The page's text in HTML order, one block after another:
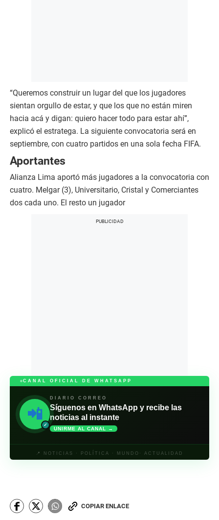
“Queremos construir un lugar del que los jugadores
sientan orgullo de estar, y que los que no están miren
hacia acá y digan: quiero hacer todo para estar ahí”,
explicó el estratega. La siguiente convocatoria será en
septiembre, con cuatro partidos en una sola fecha FIFA.
Aportantes
Alianza Lima aportó más jugadores a la convocatoria con
cuatro. Melgar (3), Universitario, Cristal y Comerciantes
dos cada uno. El resto un jugador
CANAL OFICIAL DE WHATSAPP
📲
✓
DIARIO CORREO
Síguenos en WhatsApp y recibe las
noticias al instante
UNIRME AL CANAL →
📍 NOTICIAS · POLÍTICA · MUNDO· ACTUALIDAD
COPIAR ENLACE